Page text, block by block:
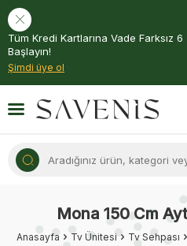
Tüm Kredi Kartlarına Vade Farksız 6
Başlayın!
Şimdi üye ol
Mona 150 Cm
Anasayfa Tv Ünitesi Tv Sehpası